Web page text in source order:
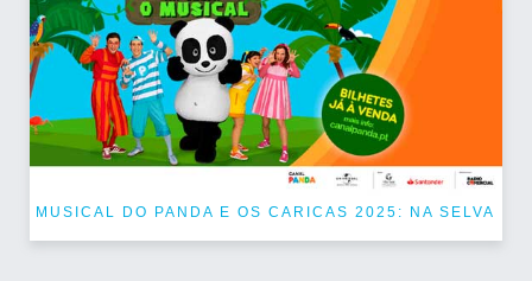
MUSICAL DO PANDA E OS CARICAS 2025: NA SELVA